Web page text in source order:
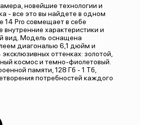
новейшие технологии и
- все это вы найдете в одном
14 Pro совмещает в себе
характеристики и
вид. Модель оснащена
диагональю 6,1 дюйм и
оттенках: золотой,
космос и темно-фиолетовый.
памяти, 128 Гб - 1 Тб,
потребностей каждого